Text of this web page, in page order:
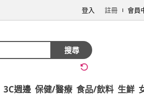
登入 註冊 會員
搜尋
3C週邊 保健/醫療 食品/飲料 生鮮